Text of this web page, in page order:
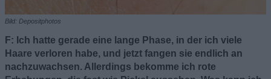
Bild: Depositphotos
F: Ich hatte gerade eine lange Phase, in der ich viele
Haare verloren habe, und jetzt fangen sie endlich an
nachzuwachsen. Allerdings bekomme ich rote